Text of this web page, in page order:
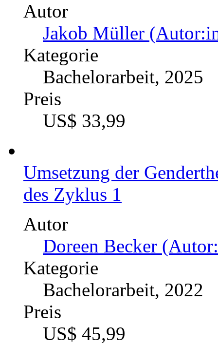
Autor
Jakob Müller
Kategorie
Bachelorarbeit, 2025
Preis
US$ 33,99
Umsetzung der
des Zyklus 1
Autor
Doreen Becker
Kategorie
Bachelorarbeit, 2022
Preis
US$ 45,99